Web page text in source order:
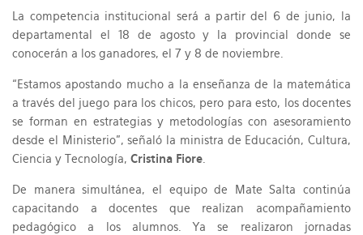
La competencia institucional será a partir del 6 de junio, la
departamental el 18 de agosto y la provincial donde se
conocerán a los ganadores, el 7 y 8 de noviembre.
“Estamos apostando mucho a la enseñanza de la matemática
a través del juego para los chicos, pero para esto, los docentes
se forman en estrategias y metodologías con asesoramiento
desde el Ministerio”, señaló la ministra de Educación, Cultura,
Ciencia y Tecnología, Cristina Fiore
De manera simultánea, el equipo de Mate Salta continúa
capacitando a docentes que realizan acompañamiento
pedagógico a los alumnos. Ya se realizaron jornadas